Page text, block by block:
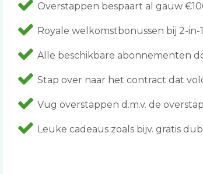
Overstappen bespaart al gauw
Royale welkomstbonussen bij 2-
Alle beschikbare abonnementen
Stap over naar het contract dat
Vug overstappen d.m.v. de
Leuke cadeaus zoals bijv. gratis